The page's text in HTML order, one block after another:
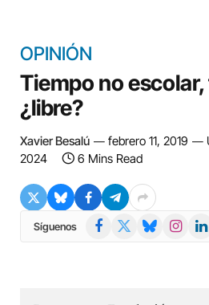
OPINIÓN
Tiempo no
¿libre?
Xavier Besalú febrero 11, 2019
2024
6 Mins Read
Síguenos Facebook BlueskyInstagram